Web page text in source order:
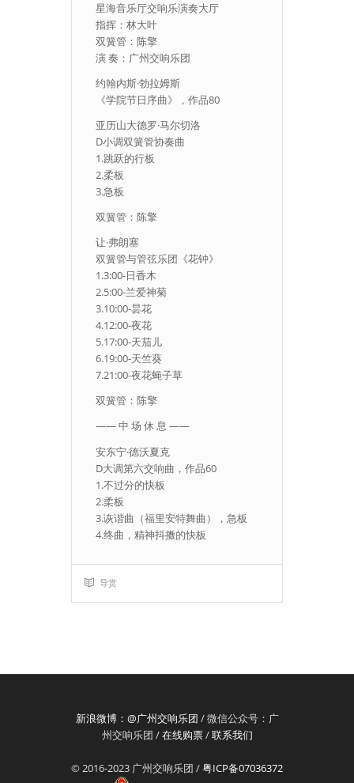
星海音乐厅交响乐演奏大厅
指挥：林大叶
双簧管：陈擎
演 奏：广州交响乐团
约翰内斯·勃拉姆斯
《学院节日序曲》，作品80
亚历山大德罗·马尔切洛
D小调双簧管协奏曲
1.跳跃的行板
2.柔板
3.急板
双簧管：陈擎
让·弗朗塞
双簧管与管弦乐团《花钟》
1.3:00-日香木
2.5:00-兰爱神菊
3.10:00-昙花
4.12:00-夜花
5.17:00-天茄儿
6.19:00-天竺葵
7.21:00-夜花蝇子草
双簧管：陈擎
—— 中 场 休 息 ——
安东宁·德沃夏克
D大调第六交响曲，作品60
1.不过分的快板
2.柔板
3.诙谐曲（福里安特舞曲），急板
4.终曲，精神抖擞的快板
导赏
新浪微博：@广州交响乐团 / 微信公众号：广
州交响乐团 /在线购票/联系我们
© 2016-2023 广州交响乐团 /粤ICP备07036372